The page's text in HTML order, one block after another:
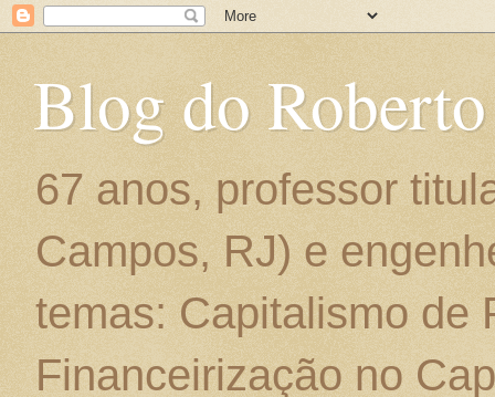
Blog do
67 anos, professor
Campos, RJ) e
temas: Capitalismo de
Financeirização no